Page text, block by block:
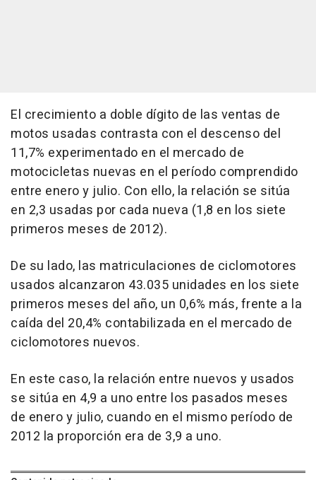
El crecimiento a doble dígito de las ventas de
motos usadas contrasta con el descenso del
11,7% experimentado en el mercado de
motocicletas nuevas en el período comprendido
entre enero y julio. Con ello, la relación se sitúa
en 2,3 usadas por cada nueva (1,8 en los siete
primeros meses de 2012).
De su lado, las matriculaciones de ciclomotores
usados alcanzaron 43.035 unidades en los siete
primeros meses del año, un 0,6% más, frente a la
caída del 20,4% contabilizada en el mercado de
ciclomotores nuevos.
En este caso, la relación entre nuevos y usados
se sitúa en 4,9 a uno entre los pasados meses
de enero y julio, cuando en el mismo período de
2012 la proporción era de 3,9 a uno.